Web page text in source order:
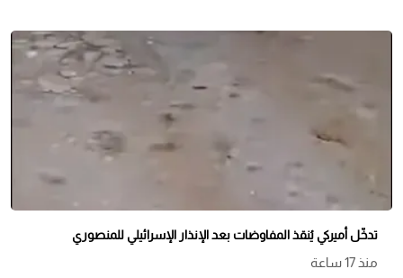
تدخّل أميركي يُنقذ المفاوضات بعد الإنذار الإسرائيلي للمنصوري
منذ 17 ساعة